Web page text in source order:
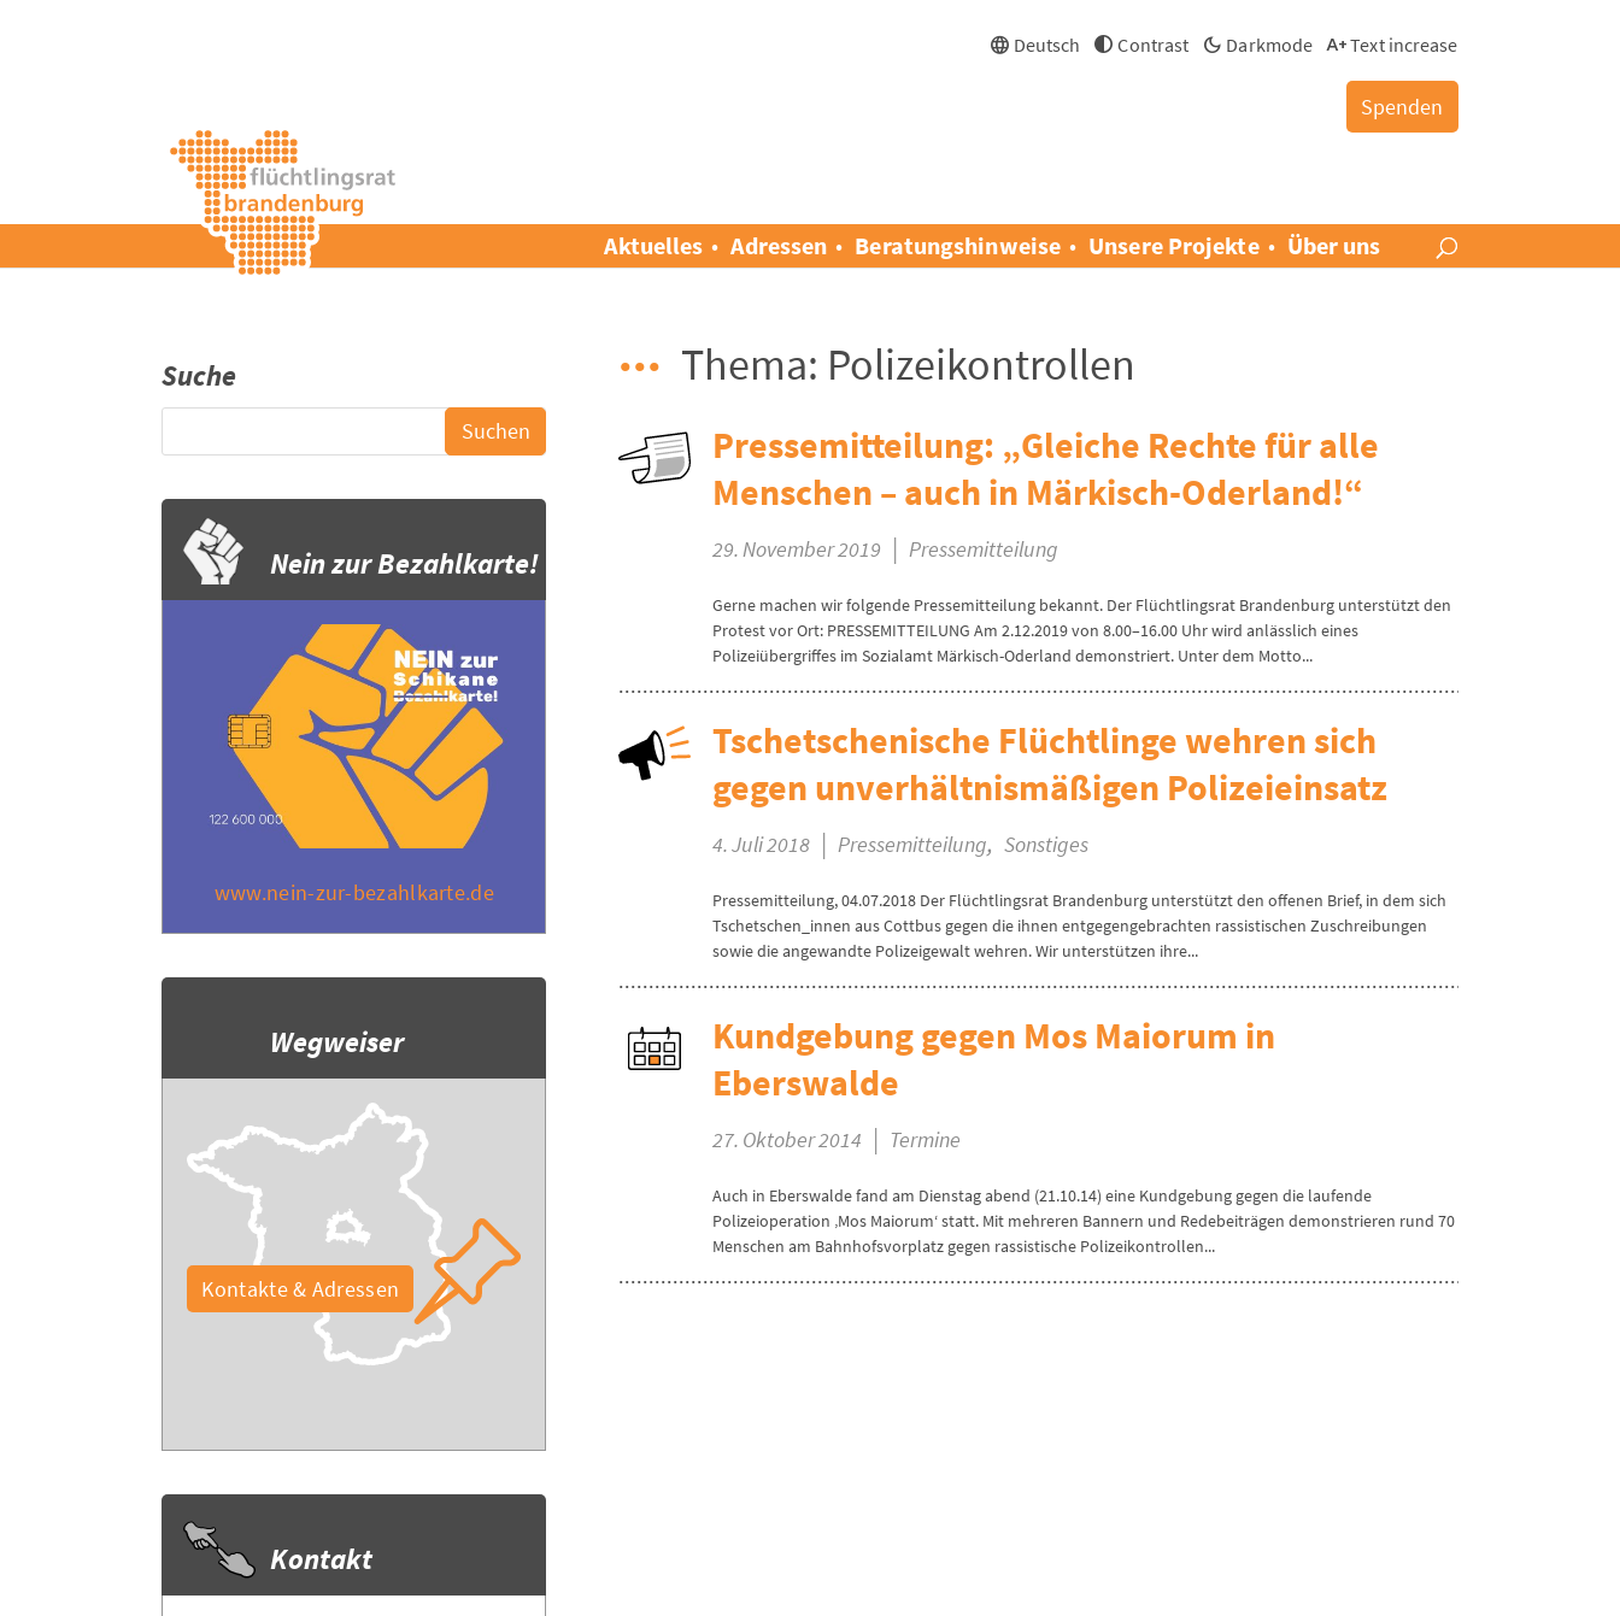
Deutsch Contrast Darkmode Text increase
Spenden
Aktuelles Adressen Beratungshinweise Unsere Projekte Über uns
Thema: Polizeikontrollen
Pressemitteilung: „Gleiche Rechte für alle
Menschen – auch in Märkisch-Oderland!“
29. November 2019 | Pressemitteilung
​Gerne machen wir folgende Pressemitteilung bekannt. Der Flüchtlingsrat Brandenburg unterstützt den
Protest vor Ort: PRESSEMITTEILUNG Am 2.12.2019 von 8.00–16.00 Uhr wird anlässlich eines
Polizeiübergriffes im Sozialamt Märkisch-Oderland demonstriert. Unter dem Motto...
Tschetschenische Flüchtlinge wehren sich
gegen unverhältnismäßigen Polizeieinsatz
4. Juli 2018 | Pressemitteilung, Sonstiges
Pressemitteilung, 04.07.2018 Der Flüchtlingsrat Brandenburg unterstützt den offenen Brief, in dem sich
Tschetschen_innen aus Cottbus gegen die ihnen entgegengebrachten rassistischen Zuschreibungen
sowie die angewandte Polizeigewalt wehren. Wir unterstützen ihre...
Kundgebung gegen Mos Maiorum in
Eberswalde
27. Oktober 2014 | Termine
Auch in Eberswalde fand am Dienstag abend (21.10.14) eine Kundgebung gegen die laufende
Polizeioperation ‚Mos Maiorum‘ statt. Mit mehreren Bannern und Redebeiträgen demonstrieren rund 70
Menschen am Bahnhofsvorplatz gegen rassistische Polizeikontrollen...
Suche
Nein zur Bezahlkarte!
www.nein-zur-bezahlkarte.de
Wegweiser
Kontakte & Adressen
Kontakt